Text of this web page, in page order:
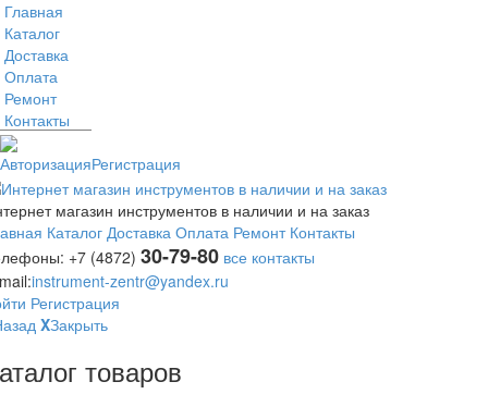
Главная
Каталог
Доставка
Оплата
Ремонт
Контакты
АвторизацияРегистрация
магазин инструментов в наличии и на заказ
Каталог Доставка Оплата Ремонт Контакты
+7 (4872) 30-79-80 все контакты
instrument-zentr@yandex.ru
Регистрация
XЗакрыть
товаров